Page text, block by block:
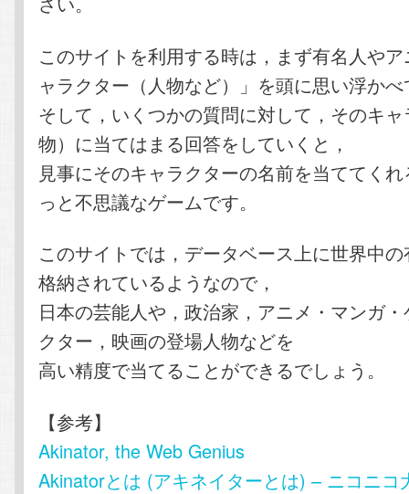
このサイトを利用する時は，まず有名人や
ャラクター（人物など）」を頭に思い浮か
そして，いくつかの質問に対して，そのキ
物）に当てはまる回答をしていくと，
見事にそのキャラクターの名前を当ててく
っと不思議なゲームです。
このサイトでは，データベース上に世界中
格納されているようなので，
日本の芸能人や，政治家，アニメ・マンガ
クター，映画の登場人物などを
高い精度で当てることができるでしょう。
【参考】
Akinator, the Web Genius
Akinatorとは (アキネイターとは) – ニコニコ